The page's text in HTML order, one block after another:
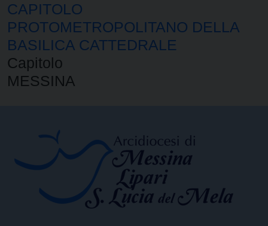
CAPITOLO
PROTOMETROPOLITANO DELLA
BASILICA CATTEDRALE
Capitolo
MESSINA